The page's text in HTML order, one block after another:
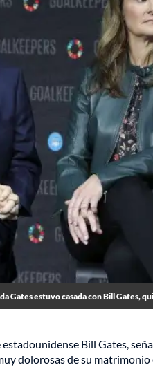
Gates estuvo casada con Bill Gates,
Bill Gates,
dolorosas de su